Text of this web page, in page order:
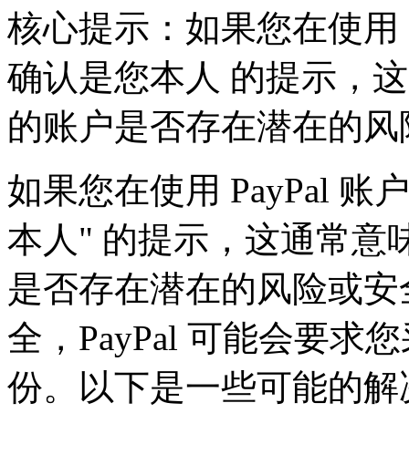
核心提示：如果您在使用
确认是您本人 的提示，
的账户是否存在潜在的风
如果您在使用 PayPal 账
本人" 的提示，这通常意
是否存在潜在的风险或
全，PayPal 可能会要求
份。以下是一些可能的